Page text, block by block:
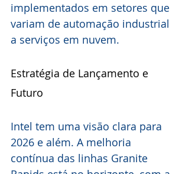
implementados em setores que
variam de automação industrial
a serviços em nuvem.
Estratégia de Lançamento e
Futuro
Intel tem uma visão clara para
2026 e além. A melhoria
contínua das linhas Granite